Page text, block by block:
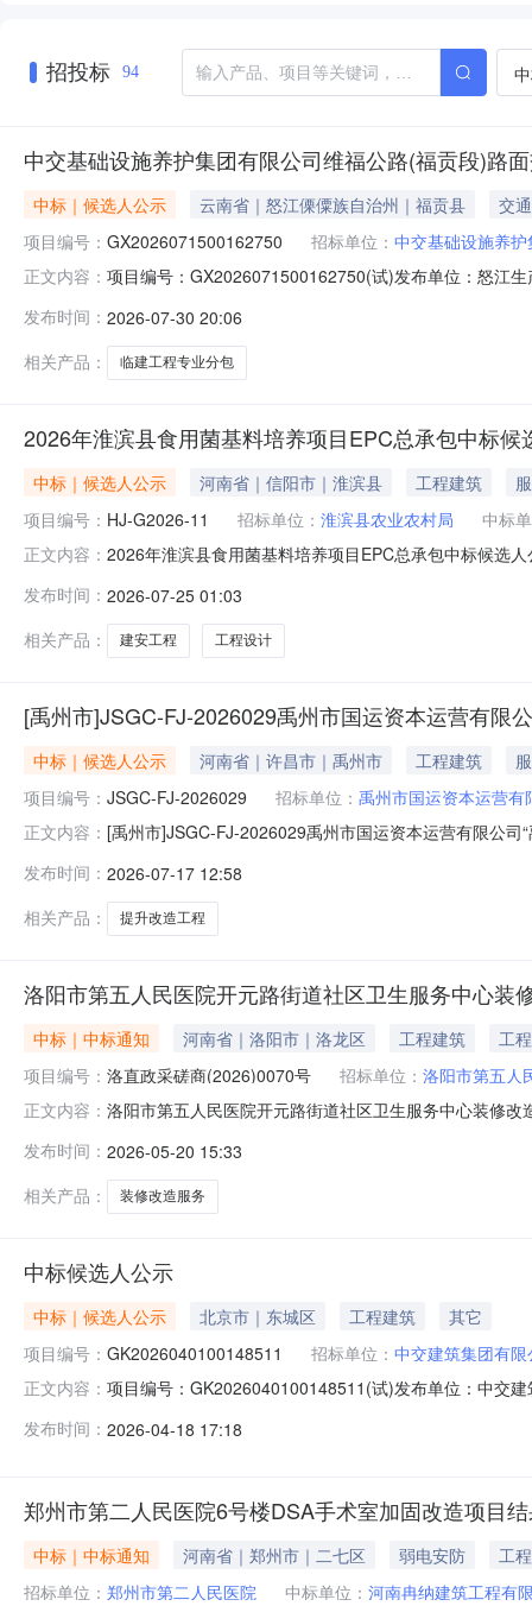
招投标 94
中交基础设施养护集团有限公司维福公路(福贡段)路
中标｜候选人公示 云南省｜怒江傈僳族自治州｜福贡县
交
项目编号： GX2026071500162750 招标单位： 中交基础设施养
正文内容： 项目编号：GX2026071500162750(试)发布单位：怒江
GX2026071500162750(试)），响应文件递交截止时间
应文件
发布时间： 2026-07-30 20:06
相关产品：
临建工程专业分包
2026年淮滨县食用菌基料培养项目EPC总承包中标候
中标｜候选人公示 河南省｜信阳市｜淮滨县 工程建筑
项目编号： HJ-G2026-11 招标单位： 淮滨县农业农村局
中标
正文内容： 2026年淮滨县食用菌基料培养项目EPC总承包中标候选
EPC总承包中标候选人公示如下：一、项目概况1.项目
发布时间： 2026-07-25 01:03
相关产品：
建安工程 工程设计
[禹州市]JSGC-FJ-2026029禹州市国运资本运营有限
中标｜候选人公示 河南省｜许昌市｜禹州市 工程建筑
项目编号： JSGC-FJ-2026029 招标单位： 禹州市国运资本运营有
正文内容： [禹州市]JSGC-FJ-2026029禹州市国运资本运营有限公
点：禹州市建设路275号及行政南路70号4.建设规模：本
发布时间： 2026-07-17 12:58
相关产品：
提升改造工程
洛阳市第五人民医院开元路街道社区卫生服务中心装
中标｜中标通知 河南省｜洛阳市｜洛龙区 工程建筑
工程
项目编号： 洛直政采磋商(2026)0070号 招标单位： 洛阳市第五人
正文内容： 洛阳市第五人民医院开元路街道社区卫生服务中心装修
2026年05月19日二、成交情况包号采购内容供应商名称
发布时间： 2026-05-20 15:33
相关产品：
装修改造服务
中标候选人公示
中标｜候选人公示 北京市｜东城区 工程建筑
其它
项目编号： GK2026040100148511 招标单位： 中交建筑集团有限
正文内容： 项目编号：GK2026040100148511(试)发布单位：中交
发布时间： 2026-04-18 17:18
郑州市第二人民医院6号楼DSA手术室加固改造项目
中标｜中标通知 河南省｜郑州市｜二七区 弱电安防
工程
招标单位： 郑州市第二人民医院 中标单位： 河南冉纳建筑工程有